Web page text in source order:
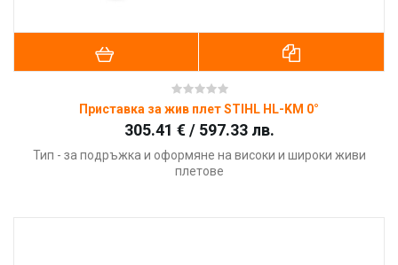
Приставка за жив плет STIHL HL-KM 0°
305.41 € / 597.33 лв.
Тип - за подръжка и оформяне на високи и широки живи
плетове